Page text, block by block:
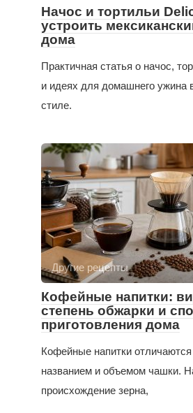
Начос и тортильи
устроить
дома
Практичная статья о начос,
и идеях для домашнего ужина
стиле.
Другие рецепты
Кофейные напитки:
степень обжарки и
приготовления дома
Кофейные напитки отличаются
названием и объемом чашки.
происхождение зерна,